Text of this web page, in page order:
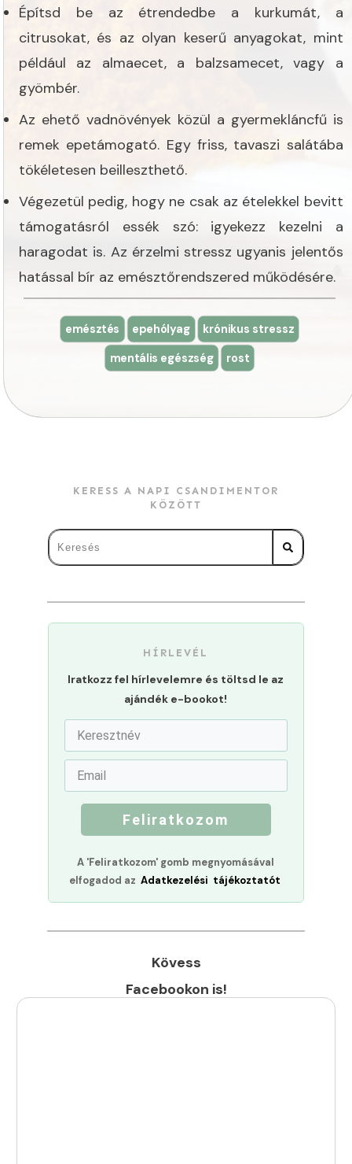
Építsd be az étrendedbe a kurkumát, a
citrusokat, és az olyan keserű anyagokat, mint
például az almaecet, a balzsamecet, vagy a
gyömbér.
Az ehető vadnövények közül a gyermekláncfű is
remek epetámogató. Egy friss, tavaszi salátába
tökéletesen beilleszthető.
Végezetül pedig, hogy ne csak az ételekkel bevitt
támogatásról essék szó: igyekezz kezelni a
haragodat is. Az érzelmi stressz ugyanis jelentős
hatással bír az emésztőrendszered működésére.
emésztés epehólyag
krónikus stressz
mentális egészség
rost
KERESS A NAPI CSANDIMENTOR
KÖZÖTT
HÍRLEVÉL
Iratkozz fel hírlevelemre és töltsd le az
ajándék e-bookot!
Feliratkozom
A 'Feliratkozom' gomb megnyomásával
elfogadod az Adatkezelési tájékoztatót
Kövess
Facebookon is!